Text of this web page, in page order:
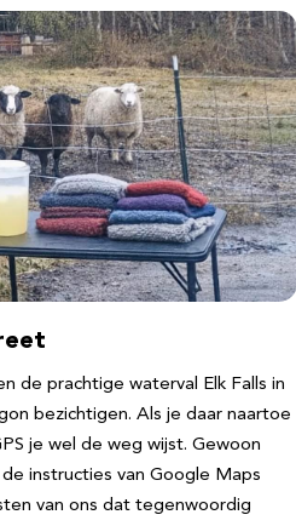
de prachtige waterval Elk Falls in
bezichtigen. Als je daar naartoe
je wel de weg wijst. Gewoon
instructies van Google Maps
van ons dat tegenwoordig